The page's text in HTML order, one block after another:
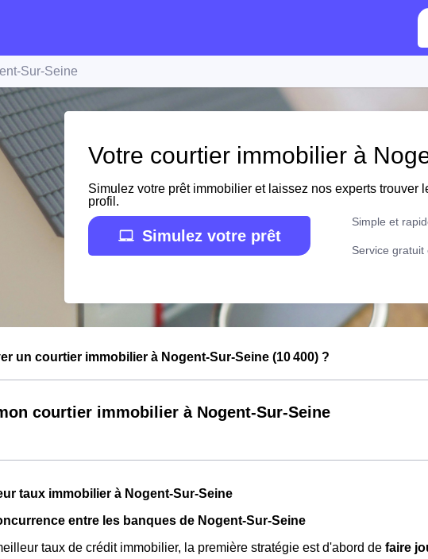
Sur-Seine
Votre courtier immobilier à
Simulez votre prêt immobilier et laissez nos experts trouver
profil.
Simulez votre prêt
Simple et
Service
un courtier immobilier à Nogent-Sur-Seine (10 400) ?
courtier immobilier à Nogent-Sur-Seine
taux immobilier à Nogent-Sur-Seine
entre les banques de Nogent-Sur-Seine
taux de crédit immobilier, la première stratégie est d'abord de faire